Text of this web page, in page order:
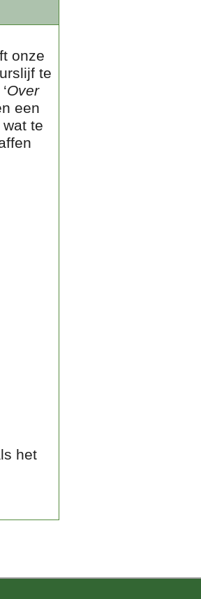
onze
te
Over
een
te
het